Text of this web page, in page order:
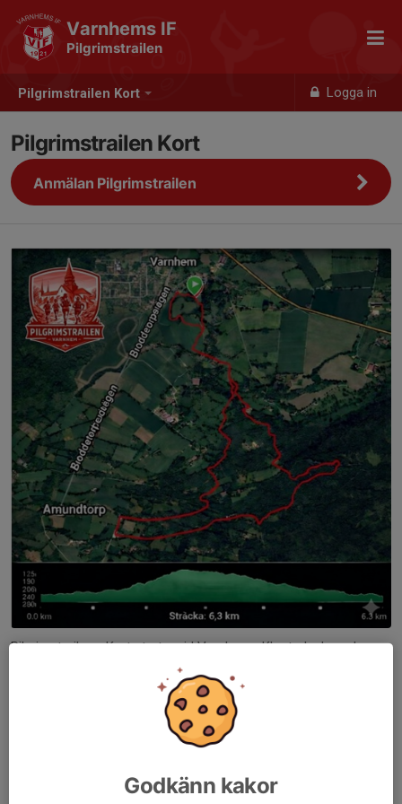
Pilgrimstrailen Kort Logga in
Varnhems IF
Pilgrimstrailen
Pilgrimstrailen Kort
Anmälan Pilgrimstrailen
Pilgrimstrailen - Kort startar vid Varnhems Klosterkyrka och
liksom barn och långa banan rundar löparna Klostersjön och upp
över kullen på andra sidan sjön.
Väl nere från kullen viker man av höger och bort mot grinden
som tar en upp i skogen och Rosenstigen, där sedan stigningen
Godkänn kakor